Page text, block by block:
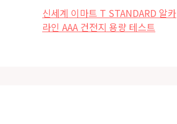
신세계 이마트 T STANDARD 알카
라인 AAA 건전지 용량 테스트